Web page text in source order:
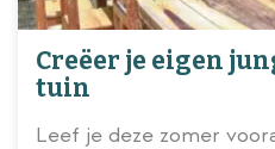
Creëer je eigen
tuin
Leef je deze zomer